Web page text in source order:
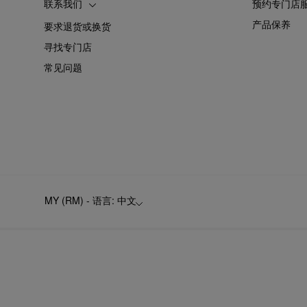
联系我们
要求退货或换货
寻找专门店
常见问题
预约专门店
产品保养
MY (RM) - 语言: 中文